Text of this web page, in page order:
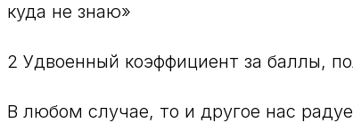
куда не знаю»
2 Удвоенный коэффициент за баллы,
В любом случае, то и другое нас